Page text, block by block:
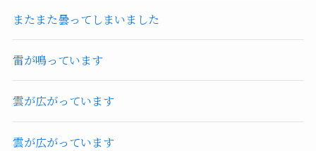
またまた曇ってしまいました
雷が鳴っています
雲が広がっています
雲が広がっています